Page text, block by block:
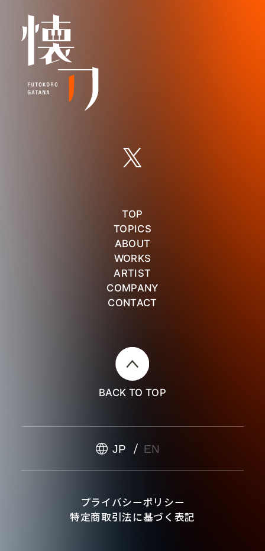
TOP
TOPICS
ABOUT
WORKS
ARTIST
COMPANY
CONTACT
BACK TO TOP
EN
JP
プライバシーポリシー
特定商取引法に基づく表記